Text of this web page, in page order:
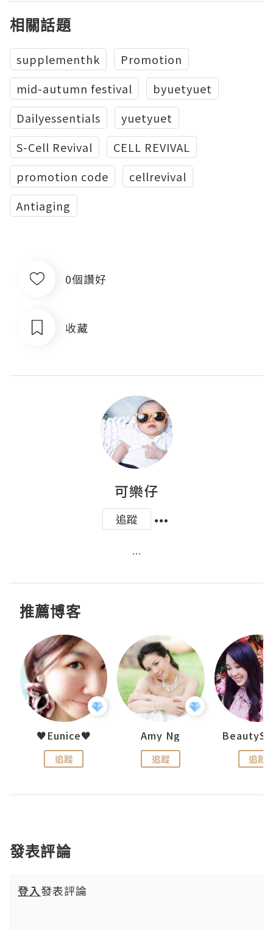
相關話題
supplementhk
Promotion
mid-autumn festival
byuetyuet
Dailyessentials
yuetyuet
S-Cell Revival
CELL REVIVAL
promotion code
cellrevival
Antiaging
0個讚好
收藏
可樂仔
追蹤
...
推薦博客
♥Eunice♥
追蹤
Amy Ng
追蹤 追蹤
發表評論
登入發表評論